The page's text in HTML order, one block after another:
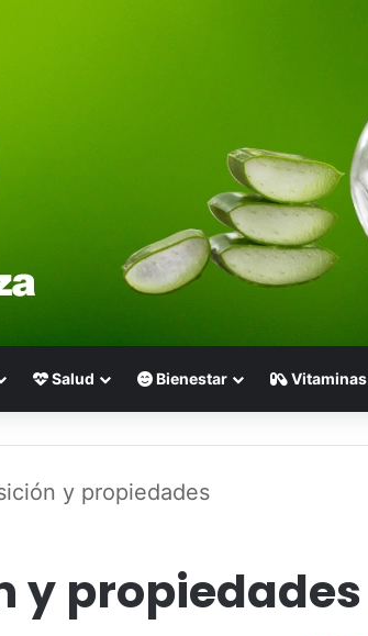
Salud Bienestar Vitaminas
y propiedades
y propiedades